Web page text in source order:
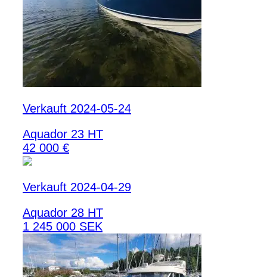
Verkauft 2024-05-24
Aquador 23 HT
42 000 €
Verkauft 2024-04-29
Aquador 28 HT
1 245 000 SEK